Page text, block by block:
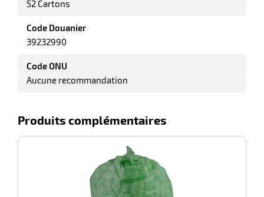
52 Cartons
Code Douanier
39232990
Code ONU
Aucune recommandation
Produits complémentaires